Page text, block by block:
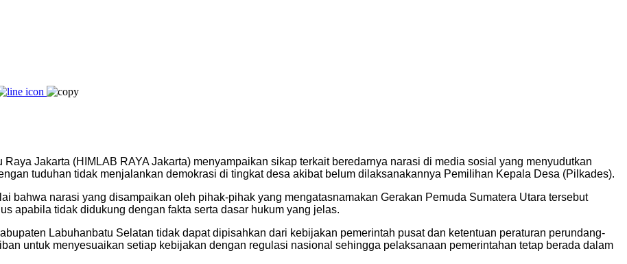
Jakarta (HIMLAB RAYA Jakarta) menyampaikan sikap terkait beredarnya narasi di media sosial yang menyudutkan
tuduhan tidak menjalankan demokrasi di tingkat desa akibat belum dilaksanakannya Pemilihan Kepala Desa (Pilkades).
bahwa narasi yang disampaikan oleh pihak-pihak yang mengatasnamakan Gerakan Pemuda Sumatera Utara tersebut
apabila tidak didukung dengan fakta serta dasar hukum yang jelas.
Labuhanbatu Selatan tidak dapat dipisahkan dari kebijakan pemerintah pusat dan ketentuan peraturan perundang-
untuk menyesuaikan setiap kebijakan dengan regulasi nasional sehingga pelaksanaan pemerintahan tetap berada dalam